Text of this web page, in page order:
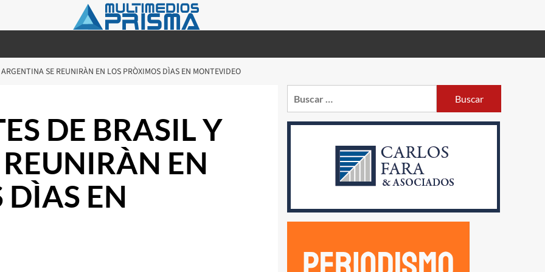
SE REUNIRÀN EN LOS PRÒXIMOS DÌAS EN MONTEVIDEO
DE BRASIL Y
EN
DÌAS EN